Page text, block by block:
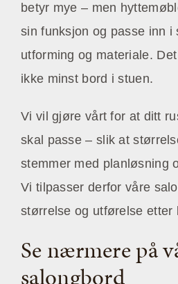
betyr mye – men
sin funksjon og passe inn i
utforming og materiale.
ikke minst bord i stuen.
Vi vil gjøre vårt for at ditt
skal passe – slik at
stemmer med planløsning
Vi tilpasser derfor våre
størrelse og utførelse etter
Se nærmere på
salongbord